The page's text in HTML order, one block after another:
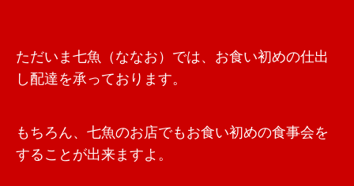
ただいま七魚（ななお）では、お食い初めの仕出
し配達を承っております。
もちろん、七魚のお店でもお食い初めの食事会を
することが出来ますよ。